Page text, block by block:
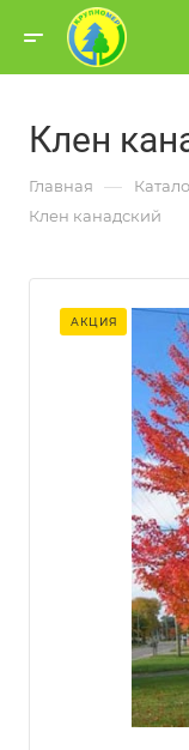
Клен
Главная —
Клен канадский
АКЦИЯ